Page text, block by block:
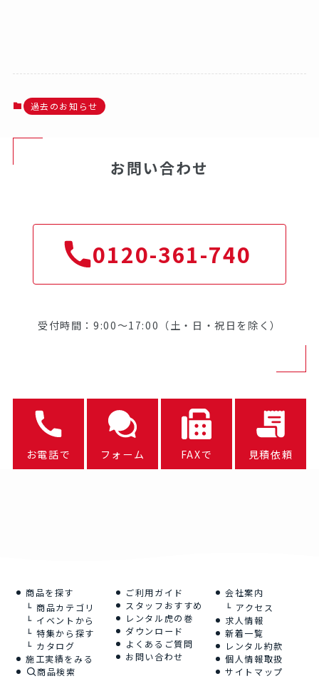
過去のお知らせ
お問い合わせ
0120-361-740
受付時間：9:00～17:00（土・日・祝日を除く）
お電話で フォーム FAXで 見積依頼
商品を探す
商品カテゴリ
イベントから
特集から探す
カタログ
施工実績をみる
商品検索
ご利用ガイド
スタッフおすすめ
レンタル虎の巻
ダウンロード
よくあるご質問
お問い合わせ
会社案内
アクセス
求人情報
新着一覧
レンタル約款
個人情報取扱
サイトマップ